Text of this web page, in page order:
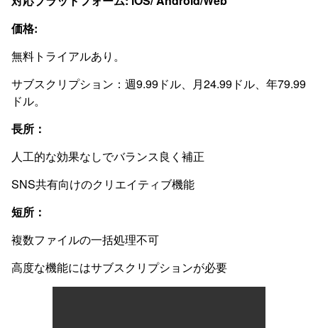
価格:
無料トライアルあり。
サブスクリプション：週9.99ドル、月24.99ドル、年79.99
ドル。
長所：
人工的な効果なしでバランス良く補正
SNS共有向けのクリエイティブ機能
短所：
複数ファイルの一括処理不可
高度な機能にはサブスクリプションが必要